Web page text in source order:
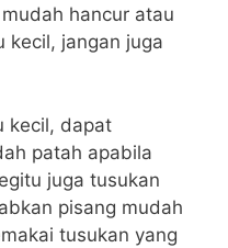
hancur atau
kecil, jangan juga
kecil, dapat
patah apabila
juga tusukan
pisang mudah
tusukan yang